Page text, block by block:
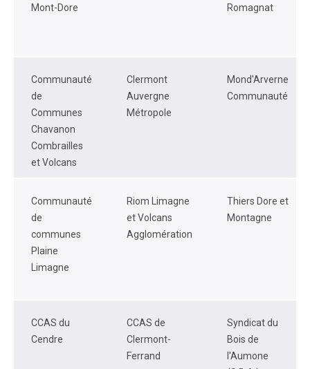
Mont-Dore
Romagnat
Communauté
de
Communes
Chavanon
Combrailles
et Volcans
Clermont
Auvergne
Métropole
Mond'Arverne
Communauté
Communauté
de
communes
Plaine
Limagne
Riom Limagne
et Volcans
Agglomération
Thiers Dore et
Montagne
CCAS du
Cendre
CCAS de
Clermont-
Ferrand
Syndicat du
Bois de
l'Aumone